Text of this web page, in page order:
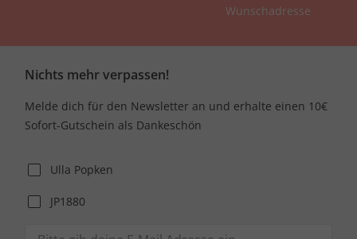
Wunschadresse
Nichts mehr verpassen!
Melde dich für den Newsletter an und erhalte einen 10€
Sofort-Gutschein als Dankeschön
Ulla Popken
JP1880